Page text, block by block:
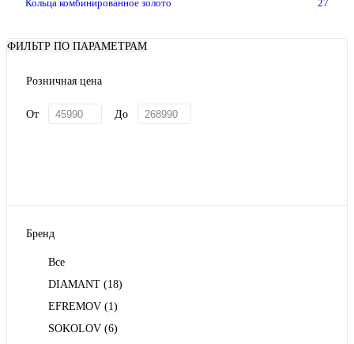
Кольца комбинированное золото 27
ФИЛЬТР ПО ПАРАМЕТРАМ
Розничная цена
От До
Бренд
Все
DIAMANT (18)
EFREMOV (1)
SOKOLOV (6)